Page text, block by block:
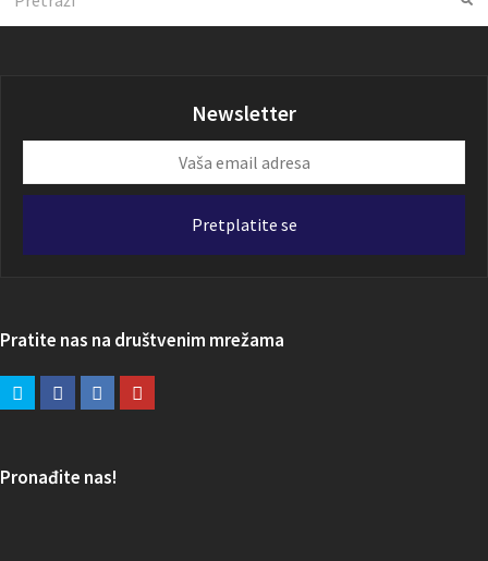
Newsletter
email
Pretplatite se
Pratite nas na društvenim mrežama
Pronađite nas!